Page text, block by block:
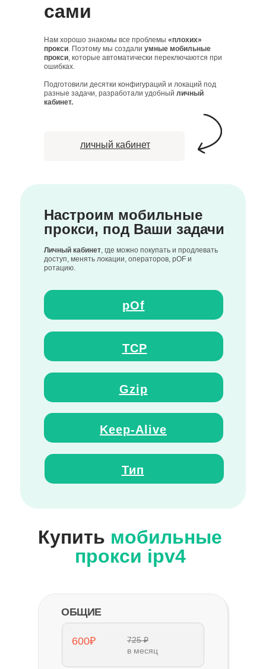
сами
Нам хорошо знакомы все проблемы «плохих»
прокси. Поэтому мы создали умные мобильные
прокси, которые автоматически переключаются при
ошибках.
Подготовили десятки конфигураций и локаций под
разные задачи, разработали удобный личный
кабинет.
Настроим мобильные
прокси, под Ваши задачи
Личный кабинет, где можно покупать и продлевать
доступ, менять локации, операторов, pOF и
ротацию.
личный кабинет
pOf
TCP
Gzip
Keep-Alive
Тип
Купить мобильные
прокси ipv4
ОБЩИЕ
600₽
725 ₽
в месяц